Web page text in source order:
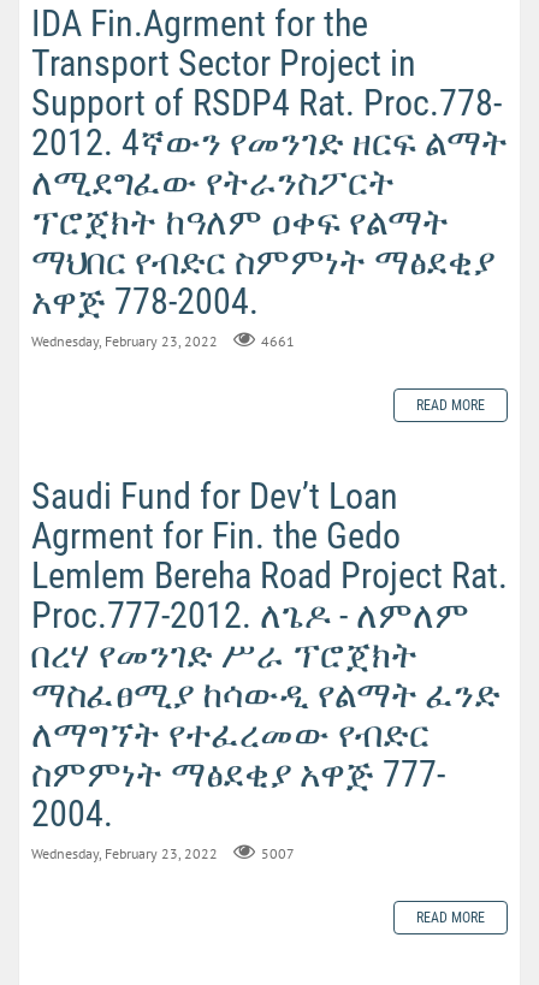
IDA Fin.Agrment for the
Transport Sector Project in
Support of RSDP4 Rat. Proc.778-
2012. 4ኛውን የመንገድ ዘርፍ ልማት
ለሚደግፈው የትራንስፖርት
ፕሮጀክት ከዓለም ዐቀፍ የልማት
ማህበር የብድር ስምምነት ማፅደቂያ
አዋጅ 778-2004.
Wednesday, February 23, 2022 4661
READ MORE
Saudi Fund for Dev’t Loan
Agrment for Fin. the Gedo
Lemlem Bereha Road Project Rat.
Proc.777-2012. ለጌዶ - ለምለም
በረሃ የመንገድ ሥራ ፕሮጀክት
ማስፈፀሚያ ከሳውዲ የልማት ፈንድ
ለማግኘት የተፈረመው የብድር
ስምምነት ማፅደቂያ አዋጅ 777-
2004.
Wednesday, February 23, 2022 5007
READ MORE